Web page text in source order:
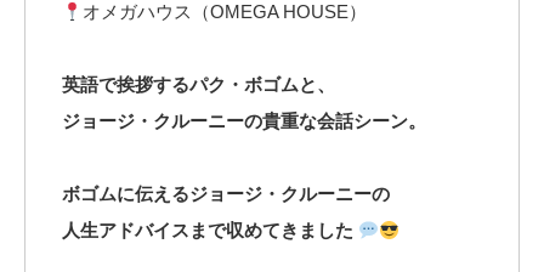
オメガハウス（OMEGA HOUSE）
英語で挨拶するパク・ボゴムと、
ジョージ・クルーニーの貴重な会話シーン。
ボゴムに伝えるジョージ・クルーニーの
人生アドバイスまで収めてきました